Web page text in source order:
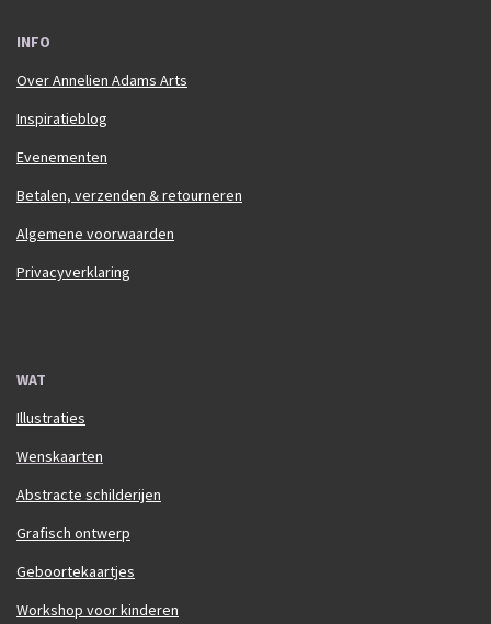
INFO
Over Annelien Adams Arts
Inspiratieblog
Evenementen
Betalen, verzenden & retourneren
Algemene voorwaarden
Privacyverklaring
WAT
Illustraties
Wenskaarten
Abstracte schilderijen
Grafisch ontwerp
Geboortekaartjes
Workshop voor kinderen